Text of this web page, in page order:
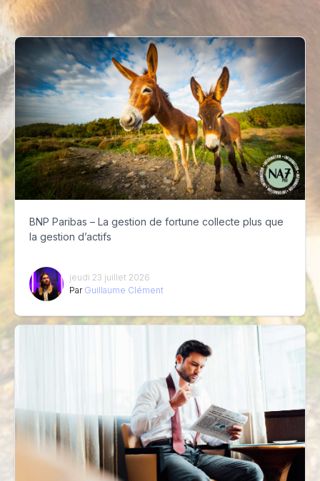
BNP Paribas – La gestion de fortune collecte plus que
la gestion d’actifs
jeudi 23 juillet 2026
Par Guillaume Clément